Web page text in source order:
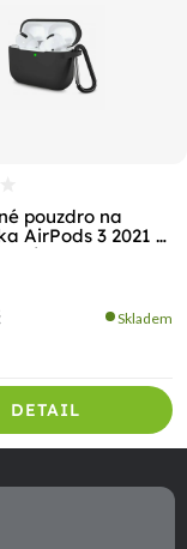
pouzdro na
AirPods 3 2021 /
Skladem
DETAIL